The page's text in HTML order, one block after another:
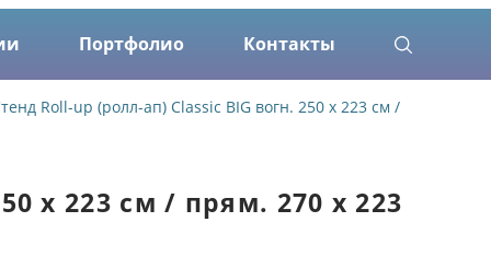
Портфолио Контакты
Roll-up (ролл-ап) Classic BIG вогн. 250 х 223 см /
х 223 см / прям. 270 х 223